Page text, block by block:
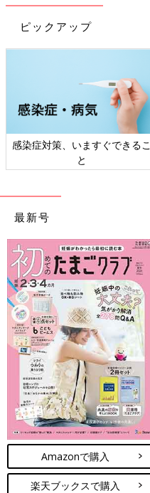
ピックアップ
日本外来小児科学会リーフレッ
ト検討会
最新号
Amazonで購入
楽天ブックスで購入